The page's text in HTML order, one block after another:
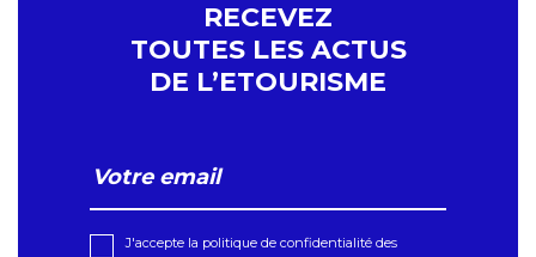
RECEVEZ
TOUTES LES ACTUS
DE L’ETOURISME
J'accepte la politique de confidentialité des